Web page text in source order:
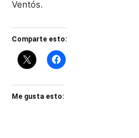
Ventós.
Comparte esto:
Me gusta esto: